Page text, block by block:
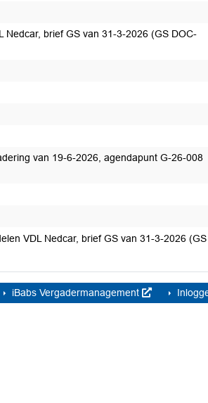
Nedcar, brief GS van 31-3-2026 (GS DOC-
van 19-6-2026, agendapunt G-26-008
VDL Nedcar, brief GS van 31-3-2026 (GS
iBabs Vergadermanagement